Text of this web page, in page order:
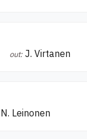
out: J. Virtanen
N. Leinonen